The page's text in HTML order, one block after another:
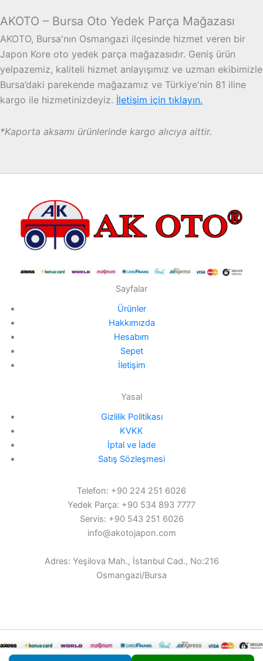
AKOTO – Bursa Oto Yedek Parça Mağazası
AKOTO, Bursa'nın Osmangazi ilçesinde hizmet veren bir
Japon Kore oto yedek parça mağazasıdır. Geniş ürün
yelpazemiz, kaliteli hizmet anlayışımız ve uzman ekibimizle
Bursa’daki parekende mağazamız ve Türkiye'nin 81 iline
kargo ile hizmetinizdeyiz. İletişim için tıklayın.
*Kaporta aksamı ürünlerinde kargo alıcıya aittir.
Sayfalar
Ürünler
Hakkımızda
Hesabım
Sepet
İletişim
Yasal
Gizlilik Politikası
KVKK
İptal ve İade
Satış Sözleşmesi
Telefon: +90 224 251 6026
Yedek Parça: +90 534 893 7777
Servis: +90 543 251 6026
info@akotojapon.com
Adres: Yeşilova Mah., İstanbul Cad., No:216
Osmangazi/Bursa